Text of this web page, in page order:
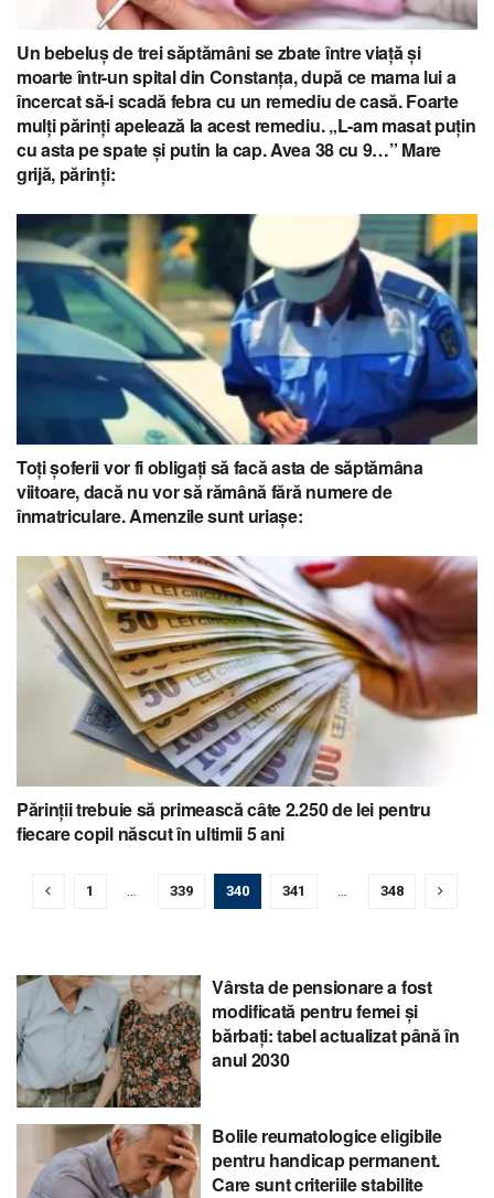
Un bebeluş de trei săptămâni se zbate între viață și
moarte într-un spital din Constanța, după ce mama lui a
încercat să-i scadă febra cu un remediu de casă. Foarte
mulți părinți apelează la acest remediu. „L-am masat puţin
cu asta pe spate şi putin la cap. Avea 38 cu 9…” Mare
grijă, părinți:
Toţi şoferii vor fi obligați să facă asta de săptămâna
viitoare, dacă nu vor să rămână fără numere de
înmatriculare. Amenzile sunt uriașe:
Părinții trebuie să primească câte 2.250 de lei pentru
fiecare copil născut în ultimii 5 ani
1 … 339 340 341 … 348
Vârsta de pensionare a fost
modificată pentru femei și
bărbați: tabel actualizat până în
anul 2030
Bolile reumatologice eligibile
pentru handicap permanent.
Care sunt criteriile stabilite